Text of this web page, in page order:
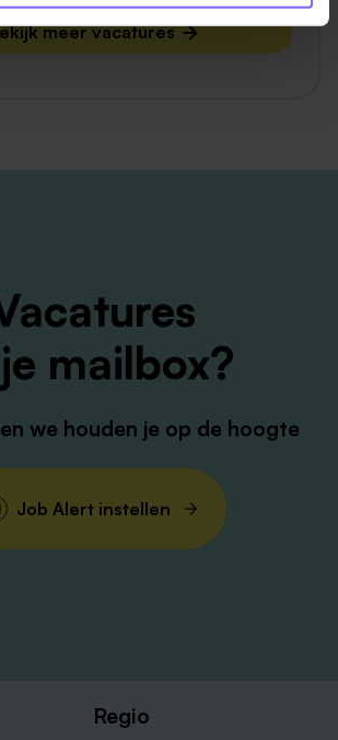
meer vacatures
mailbox?
we houden je op de hoogte
Job Alert instellen
Regio